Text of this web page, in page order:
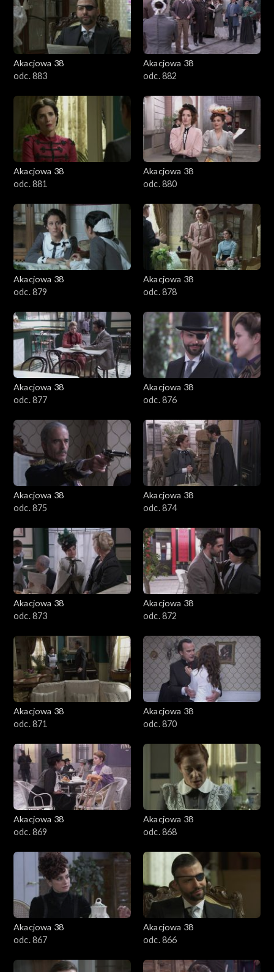
Akacjowa 38
odc. 883
Akacjowa 38
odc. 882
Akacjowa 38
odc. 881
Akacjowa 38
odc. 880
Akacjowa 38
odc. 879
Akacjowa 38
odc. 878
Akacjowa 38
odc. 877
Akacjowa 38
odc. 876
Akacjowa 38
odc. 875
Akacjowa 38
odc. 874
Akacjowa 38
odc. 873
Akacjowa 38
odc. 872
Akacjowa 38
odc. 871
Akacjowa 38
odc. 870
Akacjowa 38
odc. 869
Akacjowa 38
odc. 868
Akacjowa 38
odc. 867
Akacjowa 38
odc. 866